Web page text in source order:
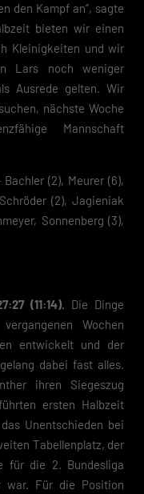
den Kampf an“, sagte
bieten wir einen
Kleinigkeiten und wir
Lars noch weniger
Ausrede gelten. Wir
nächste Woche
Mannschaft
(2), Meurer (6),
(2), Jagieniak
Sonnenberg (3),
(11:14). Die Dinge
Wochen
entwickelt und der
dabei fast alles.
ihren Siegeszug
ersten Halbzeit
Unentschieden bei
Tabellenplatz, der
für die 2. Bundesliga
war. Für die Position